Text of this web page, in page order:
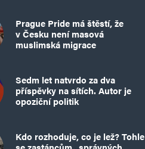
Prague Pride má štěstí, že
v Česku není masová
muslimská migrace
Sedm let natvrdo za dva
příspěvky na sítích. Autor je
opoziční politik
Kdo rozhoduje, co je lež? Tohle